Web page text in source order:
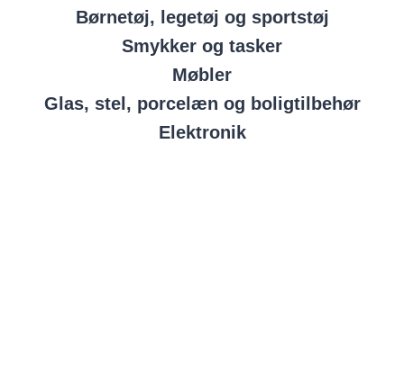
Børnetøj, legetøj og sportstøj
Smykker og tasker
Møbler
Glas, stel, porcelæn og boligtilbehør
Elektronik